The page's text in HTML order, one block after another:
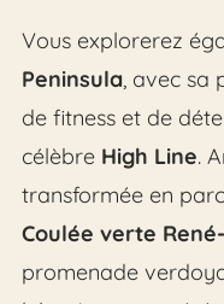
Vous explorerez
Peninsula, avec sa
de fitness et de
célèbre High Line.
transformée en
Coulée verte
promenade